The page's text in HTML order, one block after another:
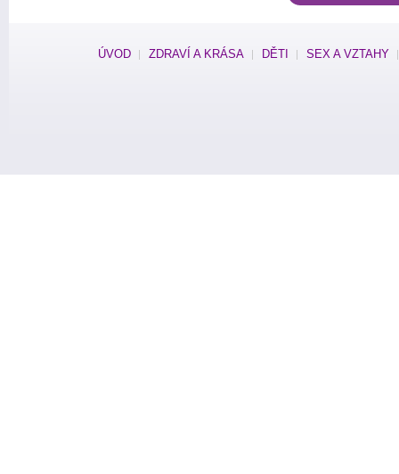
ÚVOD ZDRAVÍ A KRÁSA DĚTI SEX A VZTAHY